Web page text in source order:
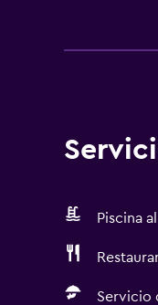
Piscina
Servicio